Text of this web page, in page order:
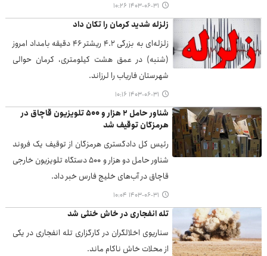
۱۴۰۳-۰۶-۳۱ ۱۰:۲۶
زلزله شدید کرمان را تکان داد
زلزله‌ای به بزرگی ۴.٢ ریشتر ۴۶ دقیقه بامداد امروز
(شنبه) در عمق هشت کیلومتری، کرمان حوالی
شهرستان فاریاب را لرزاند.
۱۴۰۳-۰۶-۳۱ ۱۰:۱۶
شناور حامل ۲ هزار و ۵۰۰ تلویزیون قاچاق در
هرمزگان توقیف شد
رئیس کل دادگستری هرمزگان از توقیف یک فروند
شناور حامل دو هزار و ۵۰۰ دستگاه تلویزیون خارجی
قاچاق در آب‌های خلیج فارس خبر داد.
۱۴۰۳-۰۶-۳۱ ۱۰:۰۴
تله انفجاری در خاش خنثی شد
سناریوی اخلالگران در کارگزاری تله انفجاری در یکی
از محلات خاش ناکام ماند.